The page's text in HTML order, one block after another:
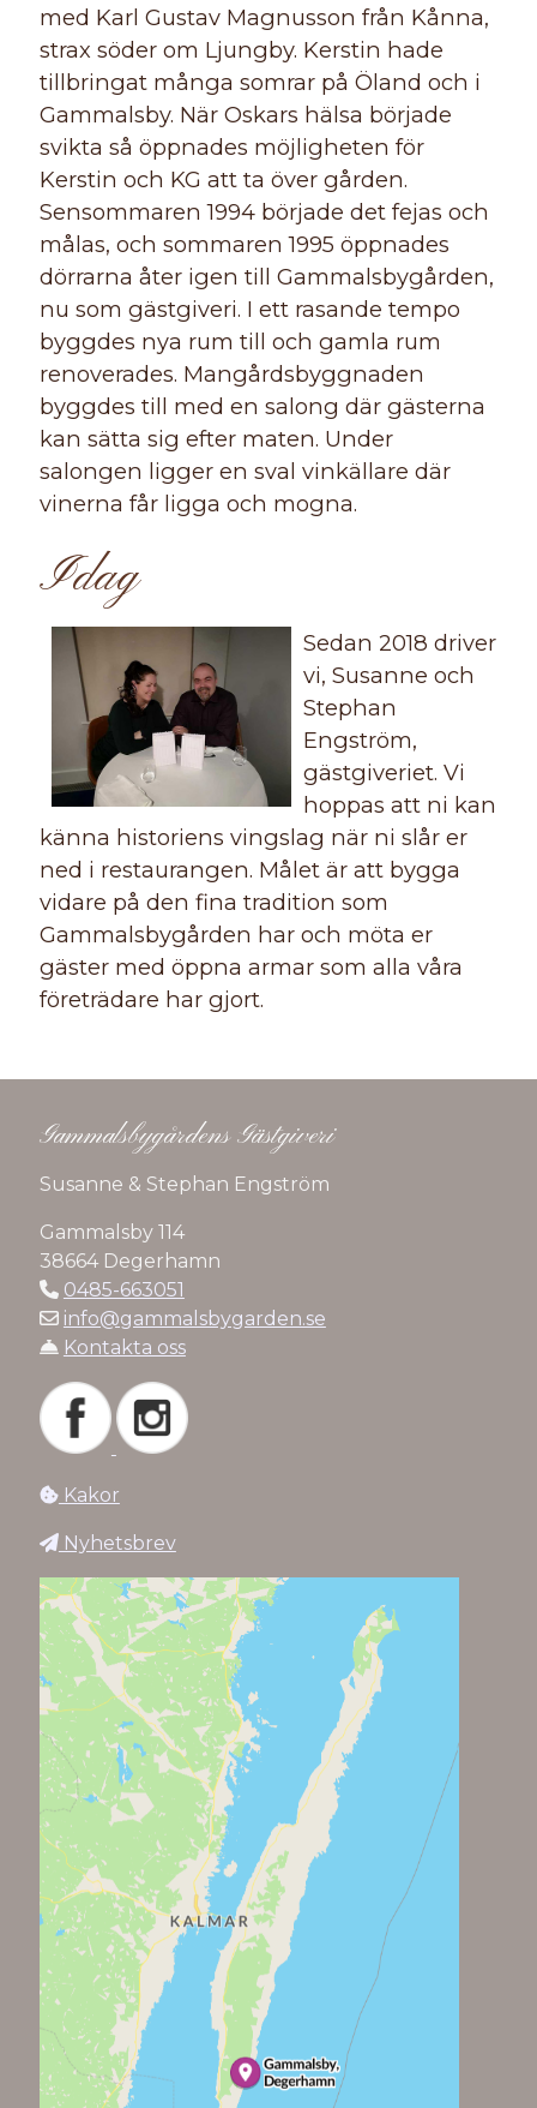
med Karl Gustav Magnusson från Kånna,
strax söder om Ljungby. Kerstin hade
tillbringat många somrar på Öland och i
Gammalsby. När Oskars hälsa började
svikta så öppnades möjligheten för
Kerstin och KG att ta över gården.
Sensommaren 1994 började det fejas och
målas, och sommaren 1995 öppnades
dörrarna åter igen till Gammalsbygården,
nu som gästgiveri. I ett rasande tempo
byggdes nya rum till och gamla rum
renoverades. Mangårdsbyggnaden
byggdes till med en salong där gästerna
kan sätta sig efter maten. Under
salongen ligger en sval vinkällare där
vinerna får ligga och mogna.
Idag
Sedan 2018 driver
vi, Susanne och
Stephan
Engström,
gästgiveriet. Vi
hoppas att ni kan
känna historiens vingslag när ni slår er
ned i restaurangen. Målet är att bygga
vidare på den fina tradition som
Gammalsbygården har och möta er
gäster med öppna armar som alla våra
företrädare har gjort.
Gammalsbygårdens Gästgiveri
Susanne & Stephan Engström
Gammalsby 114
38664 Degerhamn
0485-663051
info@gammalsbygarden.se
Kontakta oss
Kakor
Nyhetsbrev